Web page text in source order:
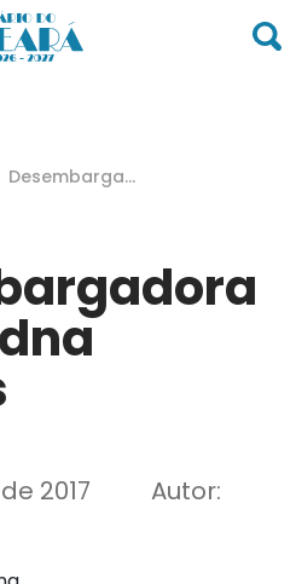
Desembargad
2017 Autor: